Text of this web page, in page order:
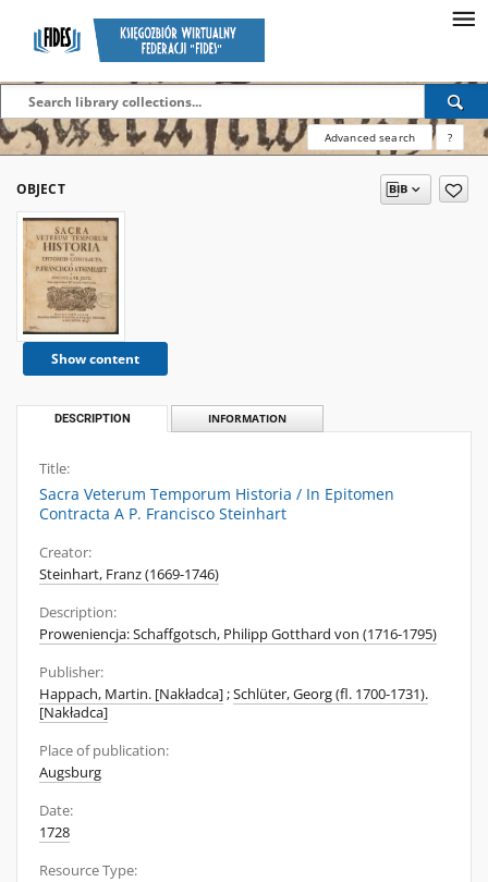
Advanced search ?
OBJECT
Show content
DESCRIPTION INFORMATION
Title:
Sacra Veterum Temporum Historia / In Epitomen
Contracta A P. Francisco Steinhart
Creator:
Steinhart, Franz (1669-1746)
Description:
Proweniencja: Schaffgotsch, Philipp Gotthard von (1716-1795)
Publisher:
Happach, Martin. [Nakładca];Schlüter, Georg (fl. 1700-1731).
[Nakładca]
Place of publication:
Augsburg
Date:
1728
Resource Type: